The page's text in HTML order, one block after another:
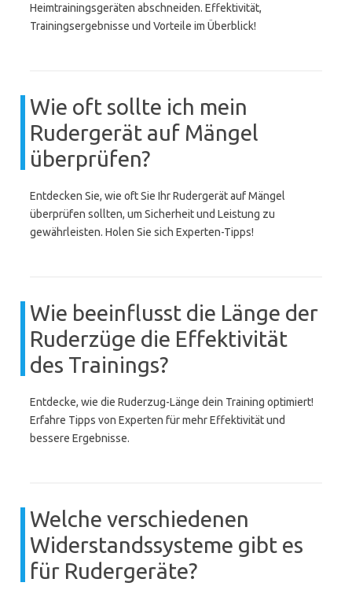
Heimtrainingsgeräten abschneiden. Effektivität,
Trainingsergebnisse und Vorteile im Überblick!
Wie oft sollte ich mein
Rudergerät auf Mängel
überprüfen?
Entdecken Sie, wie oft Sie Ihr Rudergerät auf Mängel
überprüfen sollten, um Sicherheit und Leistung zu
gewährleisten. Holen Sie sich Experten-Tipps!
Wie beeinflusst die Länge der
Ruderzüge die Effektivität
des Trainings?
Entdecke, wie die Ruderzug-Länge dein Training optimiert!
Erfahre Tipps von Experten für mehr Effektivität und
bessere Ergebnisse.
Welche verschiedenen
Widerstandssysteme gibt es
für Rudergeräte?